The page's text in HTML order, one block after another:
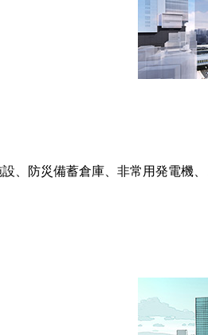
、防災備蓄倉庫、非常用発電機